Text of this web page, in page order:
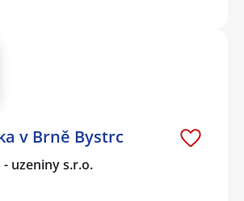
v Brně Bystrc
- uzeniny s.r.o.